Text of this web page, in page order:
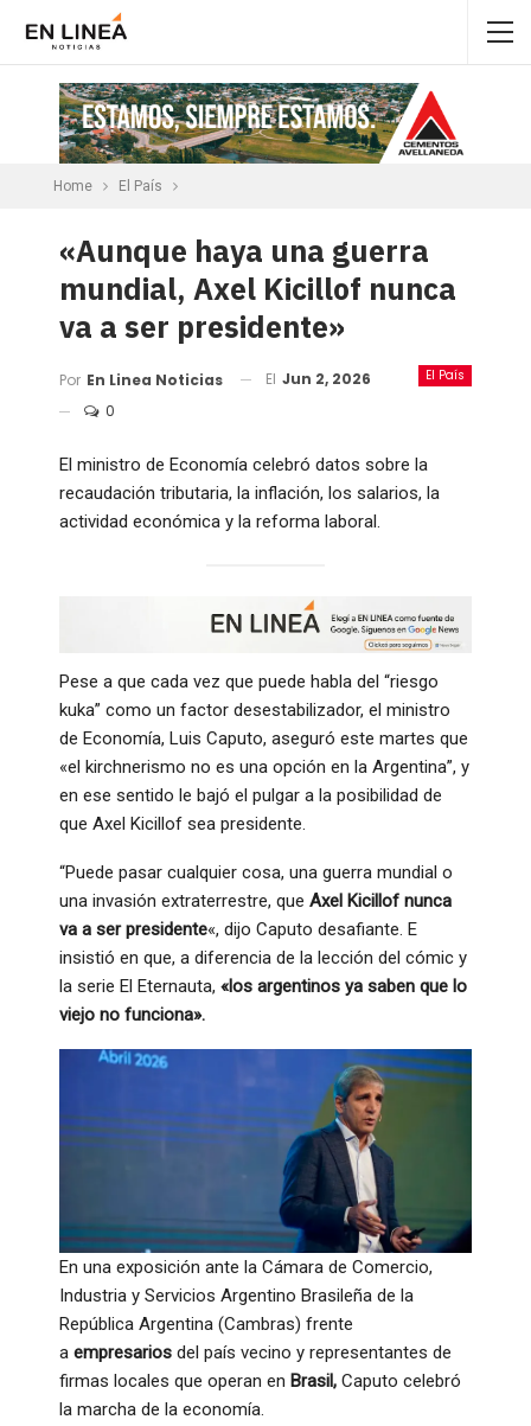
Home El País
«Aunque haya una guerra
mundial, Axel Kicillof nunca
va a ser presidente»
El País
Por En Linea Noticias El Jun 2, 2026
0
El ministro de Economía celebró datos sobre la
recaudación tributaria, la inflación, los salarios, la
actividad económica y la reforma laboral.
Pese a que cada vez que puede habla del “riesgo
kuka” como un factor desestabilizador, el ministro
de Economía, Luis Caputo, aseguró este martes que
«el kirchnerismo no es una opción en la Argentina”, y
en ese sentido le bajó el pulgar a la posibilidad de
que Axel Kicillof sea presidente.
“Puede pasar cualquier cosa, una guerra mundial o
una invasión extraterrestre, que Axel Kicillof nunca
va a ser presidente«, dijo Caputo desafiante. E
insistió en que, a diferencia de la lección del cómic y
la serie El Eternauta, «los argentinos ya saben que lo
viejo no funciona».
En una exposición ante la Cámara de Comercio,
Industria y Servicios Argentino Brasileña de la
República Argentina (Cambras) frente
a empresarios del país vecino y representantes de
firmas locales que operan en Brasil, Caputo celebró
la marcha de la economía.